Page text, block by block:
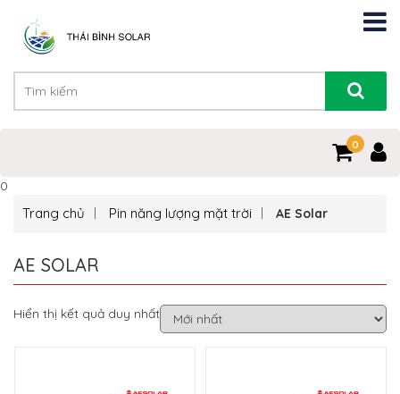
0
0
Trang chủ Pin năng lượng mặt trời AE Solar
AE SOLAR
Hiển thị kết quả duy nhất